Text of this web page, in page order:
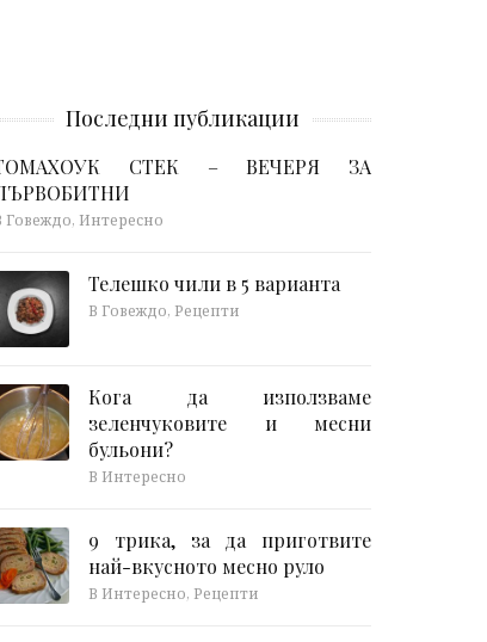
Последни публикации
СТЕК – ВЕЧЕРЯ ЗА
Говеждо, Интересно
Телешко чили в 5 варианта
В Говеждо, Рецепти
Кога да използваме
зеленчуковите и месни
бульони?
В Интересно
9 трика, за да приготвите
най-вкусното месно руло
В Интересно, Рецепти